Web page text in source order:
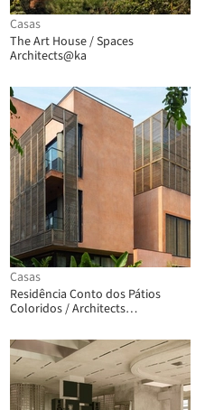
Casas
The Art House / Spaces
Architects@ka
Casas
Residência Conto dos Pátios
Coloridos / Architects